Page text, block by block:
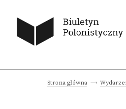
Strona główna